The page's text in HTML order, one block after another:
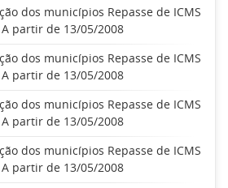
dos municípios Repasse de ICMS
A partir de 13/05/2008
dos municípios Repasse de ICMS
A partir de 13/05/2008
dos municípios Repasse de ICMS
A partir de 13/05/2008
dos municípios Repasse de ICMS
A partir de 13/05/2008